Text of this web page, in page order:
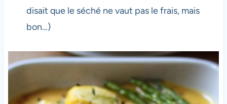
disait que le séché ne vaut pas le frais, mais
bon…)